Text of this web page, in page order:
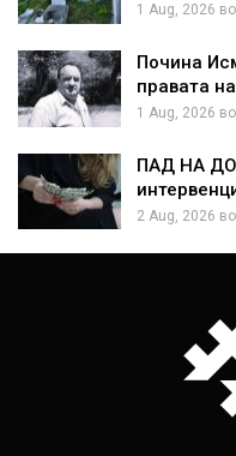
1 Aug, 2026
Почина
правата
1 Aug, 2026
ПАД НА
2 Aug, 2026